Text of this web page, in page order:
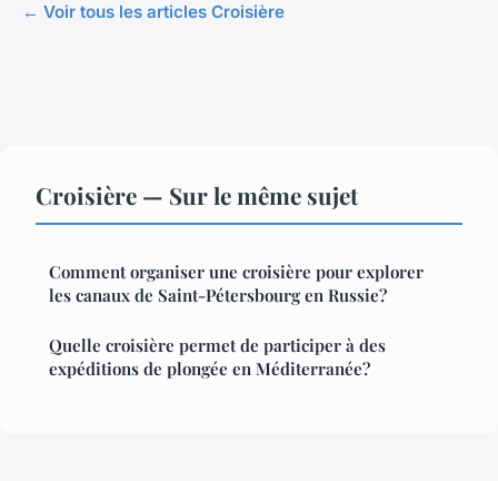
← Voir tous les articles Croisière
Croisière — Sur le même sujet
Comment organiser une croisière pour explorer
les canaux de Saint-Pétersbourg en Russie?
Quelle croisière permet de participer à des
expéditions de plongée en Méditerranée?